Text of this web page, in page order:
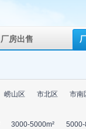
厂房出售
崂山区 市北区
市南
3000-5000m² 5000-